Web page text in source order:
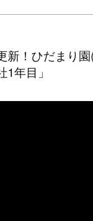
新！ひだまり
年目」